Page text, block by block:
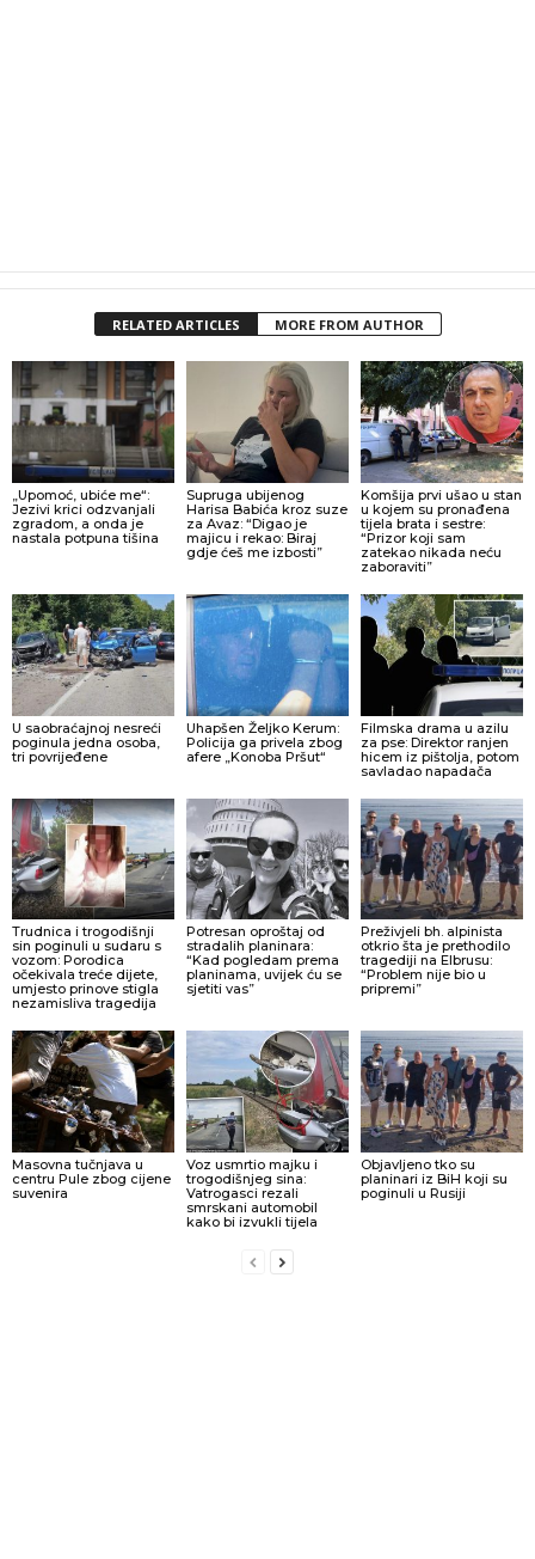
RELATED ARTICLES MORE FROM AUTHOR
„Upomoć, ubiće me“:
Jezivi krici odzvanjali
zgradom, a onda je
nastala potpuna tišina
Supruga ubijenog
Harisa Babića kroz suze
za Avaz: “Digao je
majicu i rekao: Biraj
gdje ćeš me izbosti”
Komšija prvi ušao u stan
u kojem su pronađena
tijela brata i sestre:
“Prizor koji sam
zatekao nikada neću
zaboraviti”
U saobraćajnoj nesreći
poginula jedna osoba,
tri povrijeđene
Uhapšen Željko Kerum:
Policija ga privela zbog
afere „Konoba Pršut“
Filmska drama u azilu
za pse: Direktor ranjen
hicem iz pištolja, potom
savladao napadača
Trudnica i trogodišnji
sin poginuli u sudaru s
vozom: Porodica
očekivala treće dijete,
umjesto prinove stigla
nezamisliva tragedija
Potresan oproštaj od
stradalih planinara:
“Kad pogledam prema
planinama, uvijek ću se
sjetiti vas”
Preživjeli bh. alpinista
otkrio šta je prethodilo
tragediji na Elbrusu:
“Problem nije bio u
pripremi”
Masovna tučnjava u
centru Pule zbog cijene
suvenira
Voz usmrtio majku i
trogodišnjeg sina:
Vatrogasci rezali
smrskani automobil
kako bi izvukli tijela
Objavljeno tko su
planinari iz BiH koji su
poginuli u Rusiji